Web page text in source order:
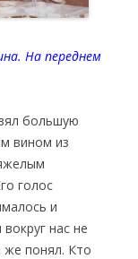
На переднем
большую
вином из
голос
и
нас не
же понял. Кто